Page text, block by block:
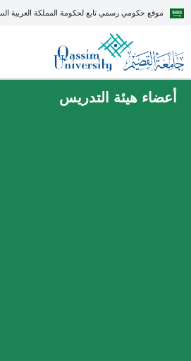
موقع حكومي رسمي تابع لحكومة المملكة العربية
أعضاء هيئة التدريس